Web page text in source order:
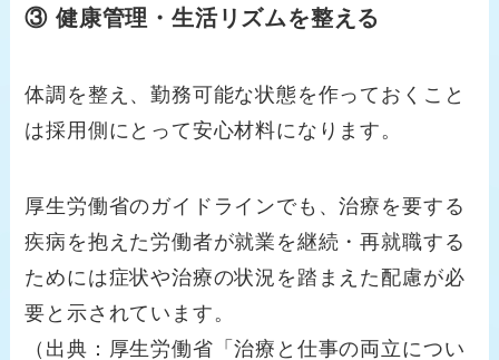
③ 健康管理・生活リズムを整える
体調を整え、勤務可能な状態を作っておくこと
は採用側にとって安心材料になります。
厚生労働省のガイドラインでも、治療を要する
疾病を抱えた労働者が就業を継続・再就職する
ためには症状や治療の状況を踏まえた配慮が必
要と示されています。
（出典：厚生労働省「治療と仕事の両立につい